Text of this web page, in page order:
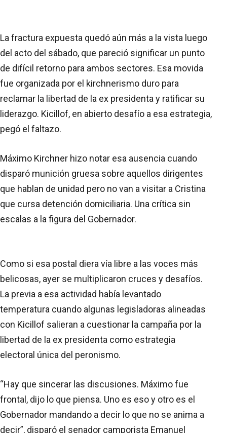
La fractura expuesta quedó aún más a la vista luego
del acto del sábado, que pareció significar un punto
de difícil retorno para ambos sectores. Esa movida
fue organizada por el kirchnerismo duro para
reclamar la libertad de la ex presidenta y ratificar su
liderazgo. Kicillof, en abierto desafío a esa estrategia,
pegó el faltazo.
Máximo Kirchner hizo notar esa ausencia cuando
disparó munición gruesa sobre aquellos dirigentes
que hablan de unidad pero no van a visitar a Cristina
que cursa detención domiciliaria. Una crítica sin
escalas a la figura del Gobernador.
Como si esa postal diera vía libre a las voces más
belicosas, ayer se multiplicaron cruces y desafíos.
La previa a esa actividad había levantado
temperatura cuando algunas legisladoras alineadas
con Kicillof salieran a cuestionar la campaña por la
libertad de la ex presidenta como estrategia
electoral única del peronismo.
“Hay que sincerar las discusiones. Máximo fue
frontal, dijo lo que piensa. Uno es eso y otro es el
Gobernador mandando a decir lo que no se anima a
decir”, disparó el senador camporista Emanuel